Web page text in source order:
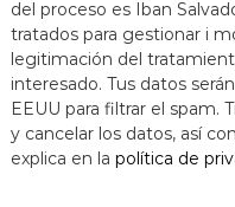
del proceso es Iban
tratados para gestionar i
legitimación del
interesado. Tus datos
EEUU para filtrar el spam.
y cancelar los datos, así
explica en la política de